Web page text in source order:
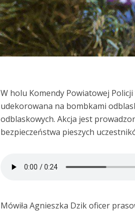
W holu Komendy Powiatowej
udekorowana na bombkami
odblaskowych. Akcja jest
bezpieczeństwa pieszych
Mówiła Agnieszka Dzik oficer